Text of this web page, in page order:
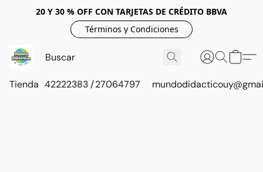
20 Y 30 % OFF CON TARJETAS DE CRÉDITO BBVA
Términos y Condiciones
Tienda 42222383 / 27064797